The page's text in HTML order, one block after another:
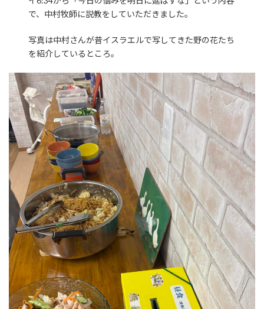
で、中村牧師に説教をしていただきました。
写真は中村さんが昔イスラエルで写してきた野の花たち
を紹介しているところ。